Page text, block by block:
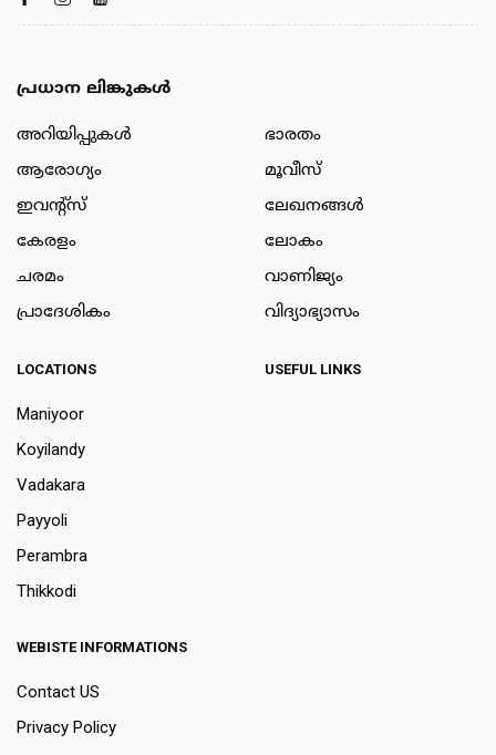
പ്രധാന ലിങ്കുകൾ
അറിയിപ്പുകള്‍
ആരോഗ്യം
ഇവന്റ്സ്
കേരളം
ചരമം
പ്രാദേശികം
ഭാരതം
മൂവീസ്
ലേഖനങ്ങള്‍
ലോകം
വാണിജ്യം
വിദ്യാഭ്യാസം
LOCATIONS
Maniyoor
Koyilandy
Vadakara
Payyoli
Perambra
Thikkodi
USEFUL LINKS
WEBISTE INFORMATIONS
Contact US
Privacy Policy